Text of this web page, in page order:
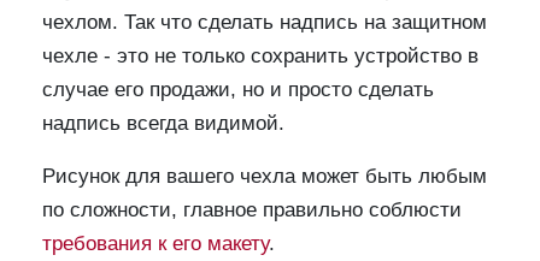
чехлом. Так что сделать надпись на защитном
чехле - это не только сохранить устройство в
случае его продажи, но и просто сделать
надпись всегда видимой.
Рисунок для вашего чехла может быть любым
по сложности, главное правильно соблюсти
требования к его макету.